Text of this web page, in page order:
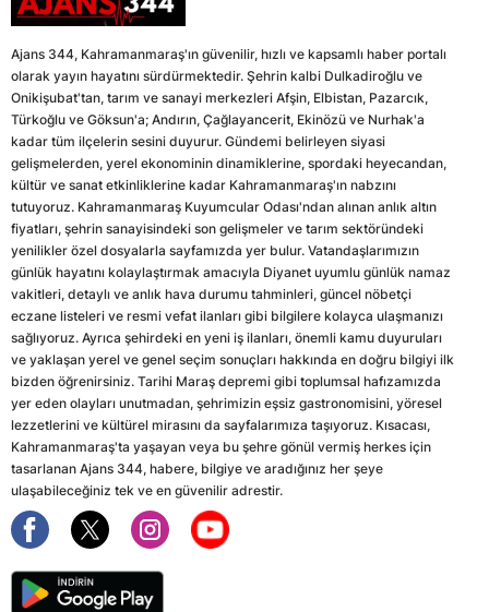
Ajans 344, Kahramanmaraş'ın güvenilir, hızlı ve kapsamlı haber portalı
olarak yayın hayatını sürdürmektedir. Şehrin kalbi Dulkadiroğlu ve
Onikişubat'tan, tarım ve sanayi merkezleri Afşin, Elbistan, Pazarcık,
Türkoğlu ve Göksun'a; Andırın, Çağlayancerit, Ekinözü ve Nurhak'a
kadar tüm ilçelerin sesini duyurur. Gündemi belirleyen siyasi
gelişmelerden, yerel ekonominin dinamiklerine, spordaki heyecandan,
kültür ve sanat etkinliklerine kadar Kahramanmaraş'ın nabzını
tutuyoruz. Kahramanmaraş Kuyumcular Odası'ndan alınan anlık altın
fiyatları, şehrin sanayisindeki son gelişmeler ve tarım sektöründeki
yenilikler özel dosyalarla sayfamızda yer bulur. Vatandaşlarımızın
günlük hayatını kolaylaştırmak amacıyla Diyanet uyumlu günlük namaz
vakitleri, detaylı ve anlık hava durumu tahminleri, güncel nöbetçi
eczane listeleri ve resmi vefat ilanları gibi bilgilere kolayca ulaşmanızı
sağlıyoruz. Ayrıca şehirdeki en yeni iş ilanları, önemli kamu duyuruları
ve yaklaşan yerel ve genel seçim sonuçları hakkında en doğru bilgiyi ilk
bizden öğrenirsiniz. Tarihi Maraş depremi gibi toplumsal hafızamızda
yer eden olayları unutmadan, şehrimizin eşsiz gastronomisini, yöresel
lezzetlerini ve kültürel mirasını da sayfalarımıza taşıyoruz. Kısacası,
Kahramanmaraş'ta yaşayan veya bu şehre gönül vermiş herkes için
tasarlanan Ajans 344, habere, bilgiye ve aradığınız her şeye
ulaşabileceğiniz tek ve en güvenilir adrestir.